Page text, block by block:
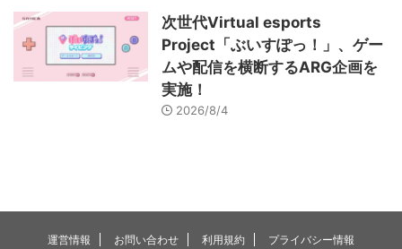
次世代Virtual esports
Project「ぶいすぽっ！」、ゲー
ムや配信を横断するARG企画を
実施！
2026/8/4
運営情報 お問い合わせ 利用規約 プライバシー情報